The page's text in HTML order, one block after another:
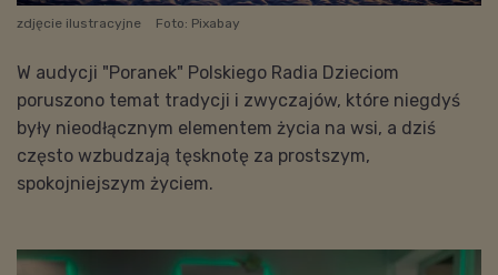
zdjęcie ilustracyjne Foto: Pixabay
W audycji "Poranek" Polskiego Radia Dzieciom
poruszono temat tradycji i zwyczajów, które niegdyś
były nieodłącznym elementem życia na wsi, a dziś
często wzbudzają tęsknotę za prostszym,
spokojniejszym życiem.